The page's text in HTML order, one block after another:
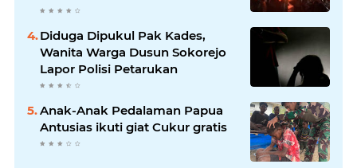
Diduga Dipukul Pak Kades,
Wanita Warga Dusun Sokorejo
Lapor Polisi Petarukan
Anak-Anak Pedalaman Papua
Antusias ikuti giat Cukur gratis